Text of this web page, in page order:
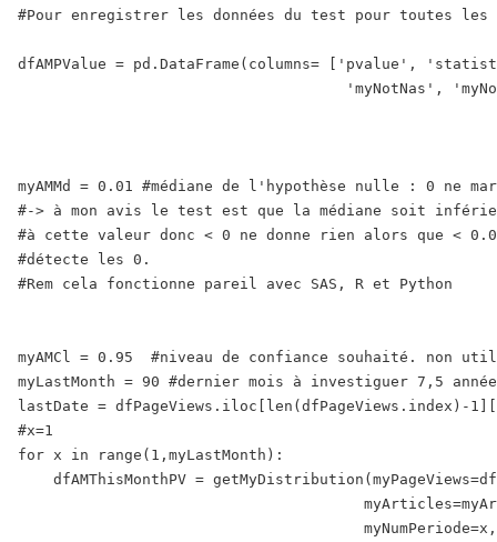
#Pour enregistrer les données du test pour toutes
dfAMPValue = pd.DataFrame(columns= ['pvalue',
'myNotNas',
myAMMd = 0.01 #médiane de l'hypothèse nulle : 0 ne
#-> à mon avis le test est que la médiane soit
#à cette valeur donc < 0 ne donne rien alors que <
#détecte les 0.
#Rem cela fonctionne pareil avec SAS, R et Python
myAMCl = 0.95  #niveau de confiance souhaité. non
myLastMonth = 90 #dernier mois à investiguer 7,5
lastDate = dfPageViews.iloc[len(dfPageViews.index)-
#x=1
for x in range(1,myLastMonth):
dfAMThisMonthPV =